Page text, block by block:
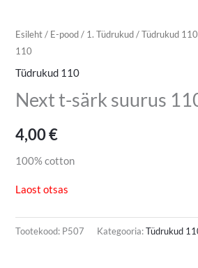
Esileht/ E-pood/ 1. Tüdrukud/Tüdrukud 110
110
Tüdrukud 110
Next t-särk suurus
4,00€
100% cotton
Laost otsas
Tootekood: P507 Kategooria:Tüdrukud